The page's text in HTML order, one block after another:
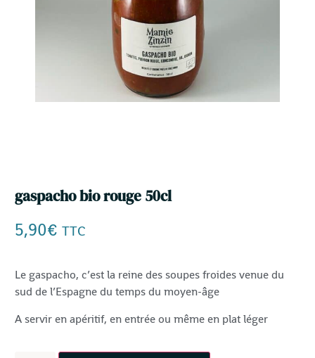
gaspacho bio rouge 50cl
5,90€ TTC
Le gaspacho, c’est la reine des soupes froides venue du
sud de l’Espagne du temps du moyen-âge
A servir en apéritif, en entrée ou même en plat léger